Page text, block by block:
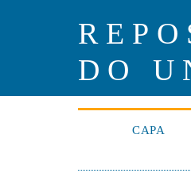
DO
CAPA